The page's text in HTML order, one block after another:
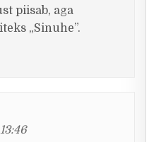
piisab, aga
„Sinuhe”.